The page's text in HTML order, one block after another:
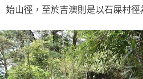
始山徑，至於吉澳則是以石屎村徑